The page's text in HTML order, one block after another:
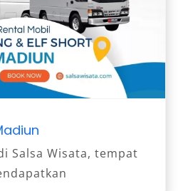
Salsa Wisata, tempat